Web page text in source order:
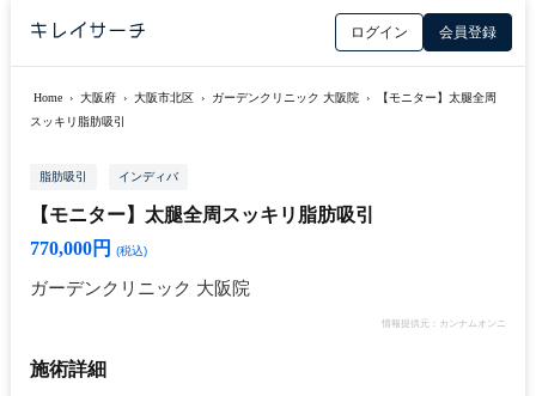
ログイン 会員登録
Home › 大阪府 › 大阪市北区 › ガーデンクリニック 大阪院 ›
【モニター】太腿全周
スッキリ脂肪吸引
脂肪吸引 インディバ
【モニター】太腿全周スッキリ脂肪吸引
770,000円
(税込)
ガーデンクリニック 大阪院
情報提供元：カンナムオンニ
施術詳細